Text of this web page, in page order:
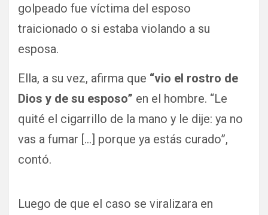
golpeado fue víctima del esposo
traicionado o si estaba violando a su
esposa.
Ella, a su vez, afirma que “vio el rostro de
Dios y de su esposo” en el hombre. “Le
quité el cigarrillo de la mano y le dije: ya no
vas a fumar […] porque ya estás curado”,
contó.
Luego de que el caso se viralizara en